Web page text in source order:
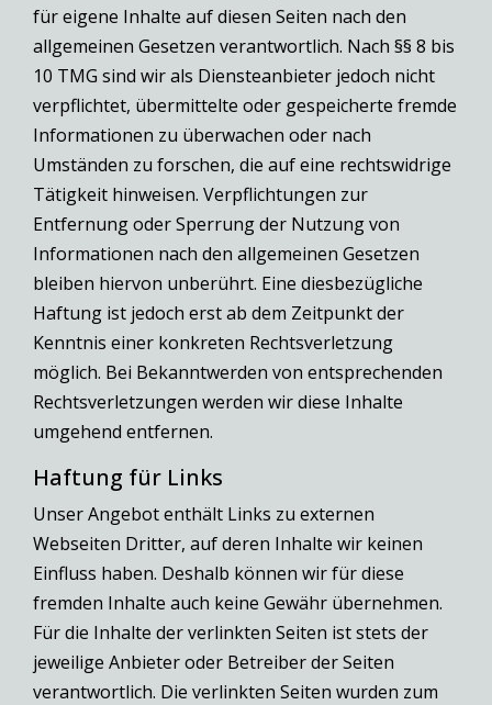
für eigene Inhalte auf diesen Seiten nach den
allgemeinen Gesetzen verantwortlich. Nach §§ 8 bis
10 TMG sind wir als Diensteanbieter jedoch nicht
verpflichtet, übermittelte oder gespeicherte fremde
Informationen zu überwachen oder nach
Umständen zu forschen, die auf eine rechtswidrige
Tätigkeit hinweisen. Verpflichtungen zur
Entfernung oder Sperrung der Nutzung von
Informationen nach den allgemeinen Gesetzen
bleiben hiervon unberührt. Eine diesbezügliche
Haftung ist jedoch erst ab dem Zeitpunkt der
Kenntnis einer konkreten Rechtsverletzung
möglich. Bei Bekanntwerden von entsprechenden
Rechtsverletzungen werden wir diese Inhalte
umgehend entfernen.
Haftung für Links
Unser Angebot enthält Links zu externen
Webseiten Dritter, auf deren Inhalte wir keinen
Einfluss haben. Deshalb können wir für diese
fremden Inhalte auch keine Gewähr übernehmen.
Für die Inhalte der verlinkten Seiten ist stets der
jeweilige Anbieter oder Betreiber der Seiten
verantwortlich. Die verlinkten Seiten wurden zum